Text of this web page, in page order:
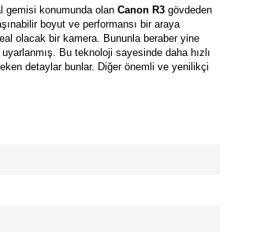
gemisi konumunda olan Canon R3gövdeden
boyut ve performansı bir araya
olacak bir kamera. Bununla beraber yine
Bu teknoloji sayesinde daha hızlı
detaylar bunlar. Diğer önemli ve yenilikçi